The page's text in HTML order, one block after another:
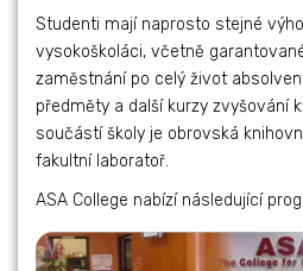
Studenti mají naprosto stejné
vysokoškoláci, včetně
zaměstnání po celý život
předměty a další kurzy zvyšování
součástí školy je obrovská
fakultní laboratoř.
ASA College nabízí následující